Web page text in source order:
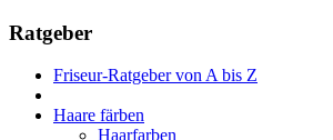
Ratgeber
Friseur-Ratgeber von A bis Z
Haare färben
Haarfarben